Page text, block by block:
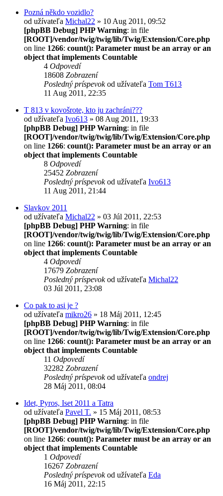
Pozná někdo vozidlo?
od užívateľa Michal22 » 10 Aug 2011, 09:52
[phpBB Debug] PHP Warning: in file
[ROOT]/vendor/twig/twig/lib/Twig/Extension/Core.php
on line 1266: count(): Parameter must be an array or an
object that implements Countable
4 Odpovedí
18608 Zobrazení
Posledný príspevokod užívateľa Tom T613
11 Aug 2011, 22:35
T 813 v kovošrote, kto ju zachráni???
od užívateľa Ivo613 » 08 Aug 2011, 19:33
[phpBB Debug] PHP Warning: in file
[ROOT]/vendor/twig/twig/lib/Twig/Extension/Core.php
on line 1266: count(): Parameter must be an array or an
object that implements Countable
8 Odpovedí
25452 Zobrazení
Posledný príspevokod užívateľa Ivo613
11 Aug 2011, 21:44
Slavkov 2011
od užívateľa Michal22 » 03 Júl 2011, 22:53
[phpBB Debug] PHP Warning: in file
[ROOT]/vendor/twig/twig/lib/Twig/Extension/Core.php
on line 1266: count(): Parameter must be an array or an
object that implements Countable
4 Odpovedí
17679 Zobrazení
Posledný príspevokod užívateľa Michal22
03 Júl 2011, 23:08
Co pak to asi je ?
od užívateľa mikro26 » 18 Máj 2011, 12:45
[phpBB Debug] PHP Warning: in file
[ROOT]/vendor/twig/twig/lib/Twig/Extension/Core.php
on line 1266: count(): Parameter must be an array or an
object that implements Countable
11 Odpovedí
32282 Zobrazení
Posledný príspevokod užívateľa ondrej
28 Máj 2011, 08:04
Idet, Pyros, Iset 2011 a Tatra
od užívateľa Pavel T. » 15 Máj 2011, 08:53
[phpBB Debug] PHP Warning: in file
[ROOT]/vendor/twig/twig/lib/Twig/Extension/Core.php
on line 1266: count(): Parameter must be an array or an
object that implements Countable
1 Odpovedí
16267 Zobrazení
Posledný príspevokod užívateľa Eda
16 Máj 2011, 22:15